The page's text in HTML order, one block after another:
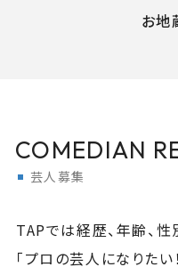
お地
COMEDIAN
芸人募集
TAPでは経歴、年齢、
「プロの芸人になりた